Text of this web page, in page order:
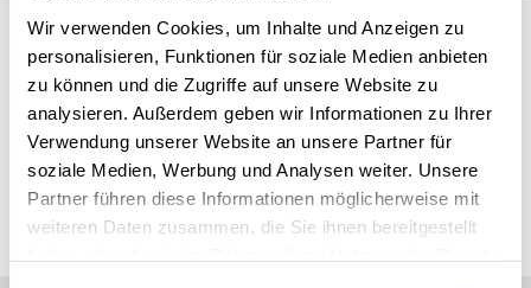
Wir verwenden Cookies, um Inhalte und Anzeigen zu
personalisieren, Funktionen für soziale Medien anbieten
zu können und die Zugriffe auf unsere Website zu
analysieren. Außerdem geben wir Informationen zu Ihrer
Verwendung unserer Website an unsere Partner für
soziale Medien, Werbung und Analysen weiter. Unsere
Partner führen diese Informationen möglicherweise mit
weiteren Daten zusammen, die Sie ihnen bereitgestellt
Startseite Ontdek & ervaar Geweldig winterhuis
De voormalige adellijke hoven
kenmerken het stadsbeeld
Geweldig winterhuis